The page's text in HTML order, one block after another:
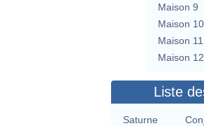
Maison 9
Maison 10
Maison 11
Maison 12
Liste
Saturne